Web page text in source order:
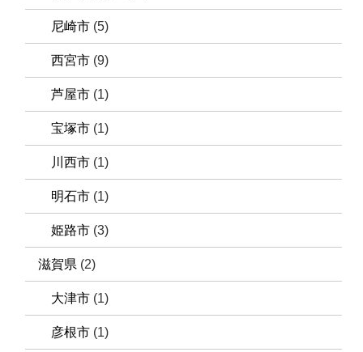
尼崎市 (5)
西宮市 (9)
芦屋市 (1)
宝塚市 (1)
川西市 (1)
明石市 (1)
姫路市 (3)
滋賀県 (2)
大津市 (1)
彦根市 (1)